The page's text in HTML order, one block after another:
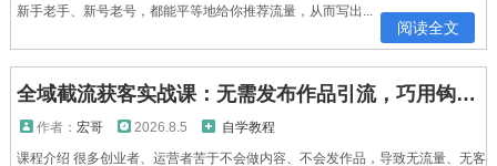
新手老手、新号老号，都能平等地给你推荐流量，从而写出...
阅读全文
全域截流获客实战课：无需发布作品引流，巧用钩子玩法低成本抓取精准客源
作者： 宏哥 2026.8.5
自学教程
课程介绍 很多创业者、运营者苦于不会做内容、不会发作品，导致无流量、无客